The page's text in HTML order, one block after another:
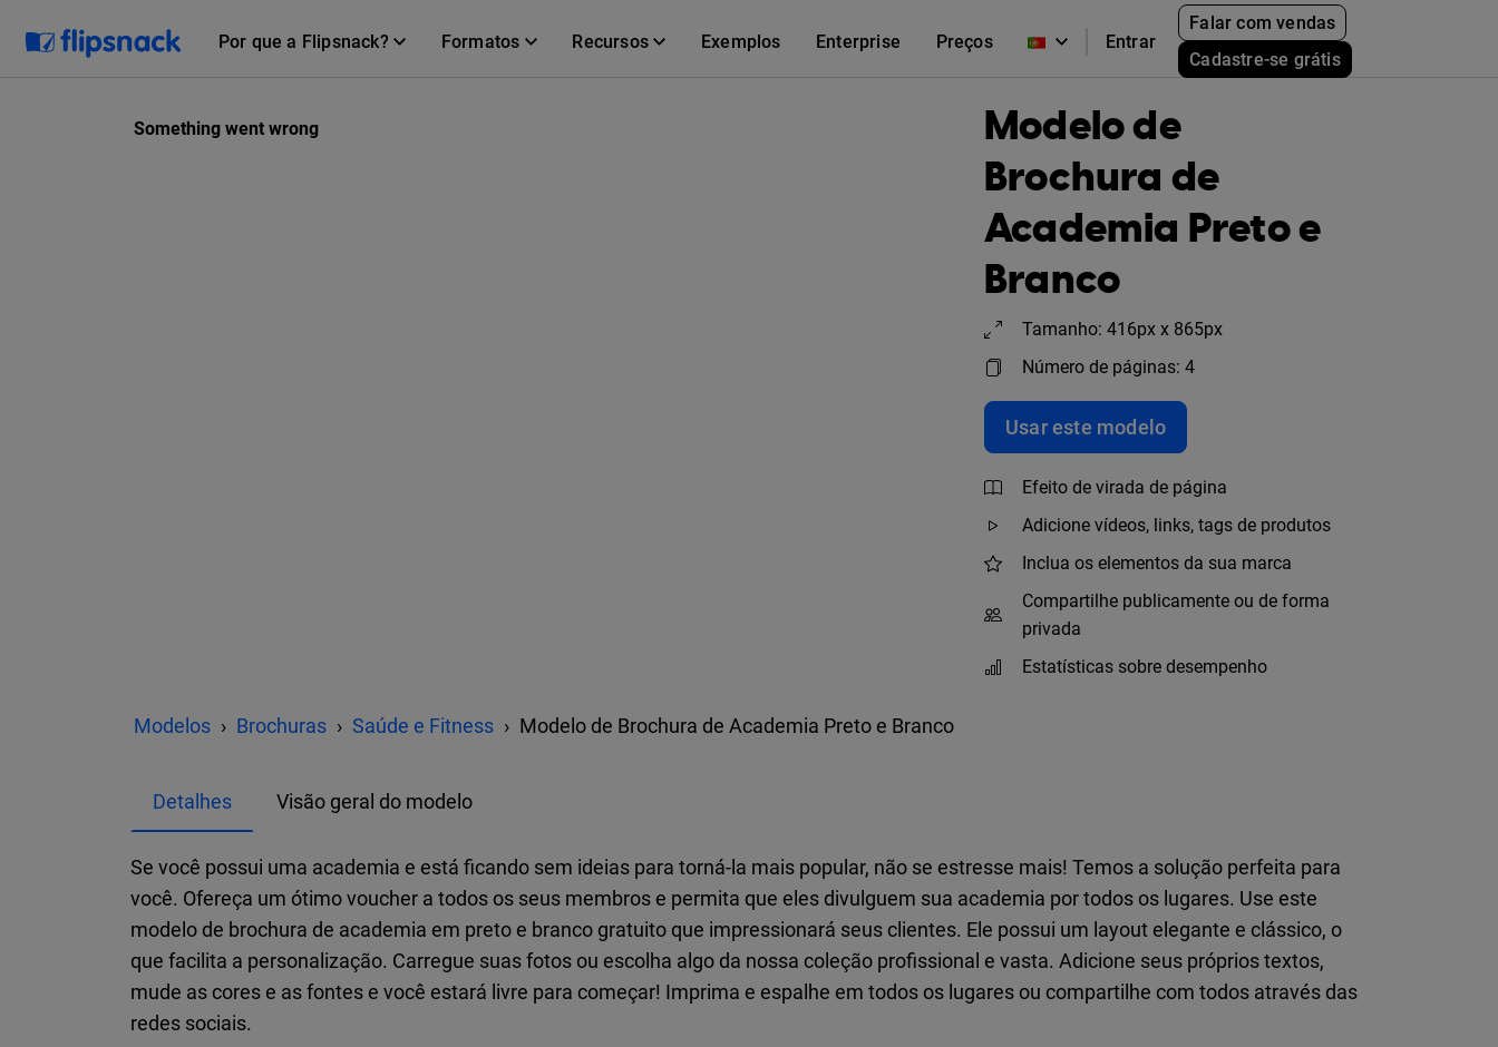
Por que a Flipsnack? Formatos Recursos Exemplos Enterprise Preços Entrar
Falar com vendas
Cadastre-se grátis
Modelo de
Brochura de
Academia Preto e
Branco
Tamanho: 416px x 865px
Número de páginas: 4
Usar este modelo
Efeito de virada de página
Adicione vídeos, links, tags de produtos
Inclua os elementos da sua marca
Compartilhe publicamente ou de forma
privada
Estatísticas sobre desempenho
Modelos Brochuras Saúde e Fitness Modelo de Brochura de Academia Preto e Branco
Detalhes Visão geral do modelo
Se você possui uma academia e está ficando sem ideias para torná-la mais popular, não se estresse mais! Temos a solução perfeita para
você. Ofereça um ótimo voucher a todos os seus membros e permita que eles divulguem sua academia por todos os lugares. Use este
modelo de brochura de academia em preto e branco gratuito que impressionará seus clientes. Ele possui um layout elegante e clássico, o
que facilita a personalização. Carregue suas fotos ou escolha algo da nossa coleção profissional e vasta. Adicione seus próprios textos,
mude as cores e as fontes e você estará livre para começar! Imprima e espalhe em todos os lugares ou compartilhe com todos através das
redes sociais.